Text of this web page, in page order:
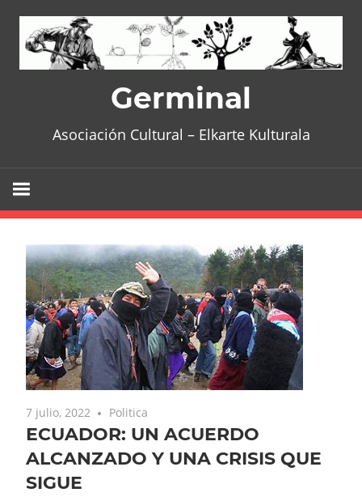
content
Germinal
Asociación Cultural – Elkarte Kulturala
7 julio, 2022 Politica
ECUADOR: UN ACUERDO
ALCANZADO Y UNA CRISIS QUE
SIGUE